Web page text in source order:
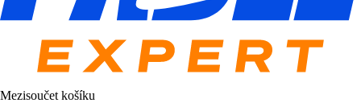
Mezisoučet košíku